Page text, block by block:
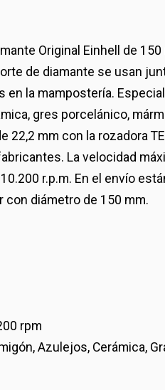
Original Einhell de
de diamante se usan
en la mampostería.
gres porcelánico,
22,2 mm con la rozadora
La velocidad
r.p.m. En el envío
con diámetro de 150 mm.
rpm
Azulejos, Cerámica,